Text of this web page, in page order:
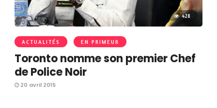
428
ACTUALITÉS EN PRIMEUR
Toronto nomme son premier Chef
de Police Noir
20 avril 2015